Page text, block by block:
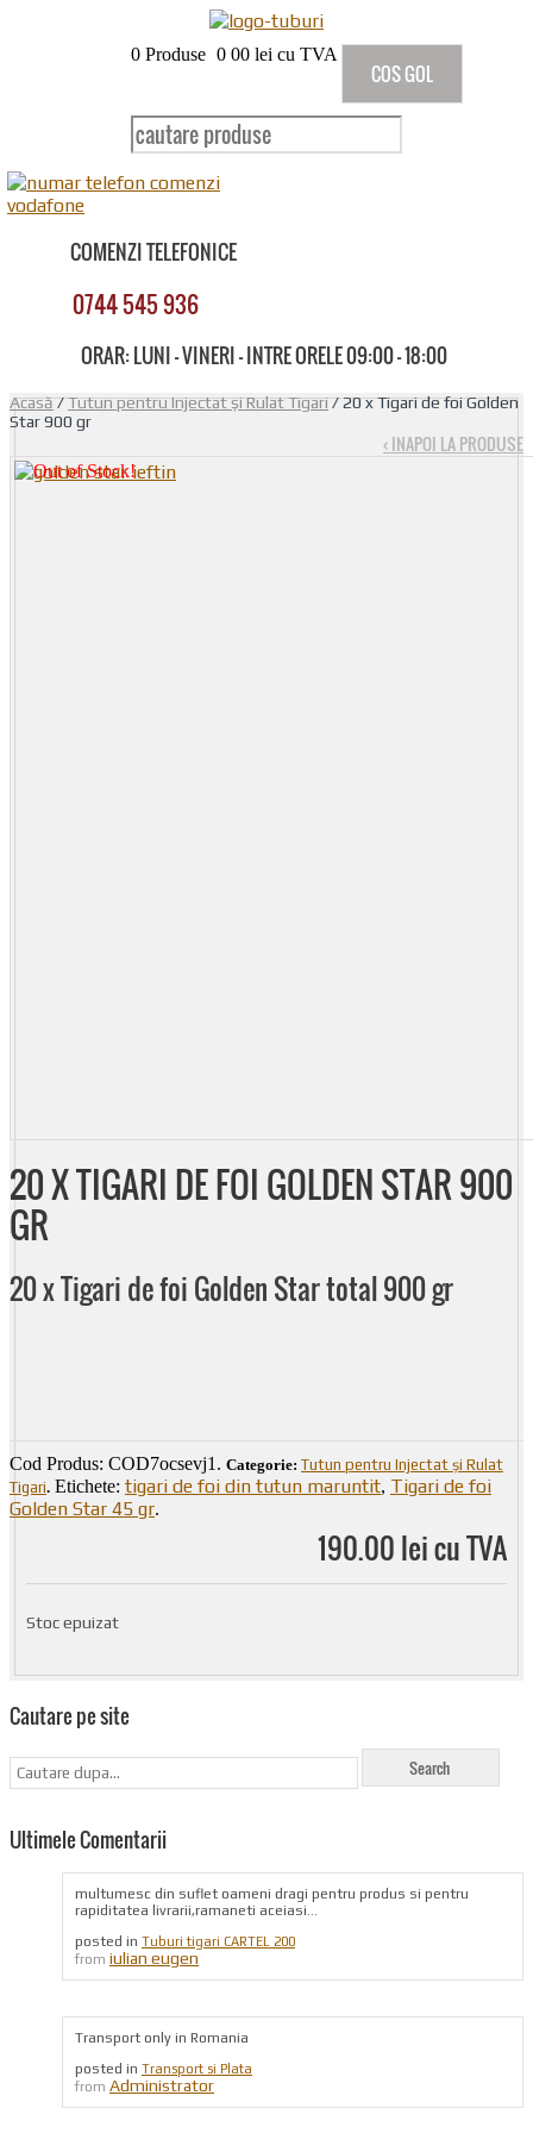
0 Produse 0 00 lei cu TVA
COS GOL
COMENZI TELEFONICE
0744 545 936
ORAR: LUNI - VINERI - INTRE ORELE 09:00 - 18:00
Acasă/Tutun pentru Injectat și Rulat Tigari/ 20 x Tigari de foi Golden
Star 900 gr
‹ INAPOI LA PRODUSE
20 X TIGARI DE FOI GOLDEN STAR 900
GR
20 x Tigari de foi Golden Star total 900 gr
Cod Produs: COD7ocsevj1 . Categorie: Tutun pentru Injectat și Rulat
Tigari. Etichete: tigari de foi din tutun maruntit, Tigari de foi
Golden Star 45 gr.
190.00 lei cu TVA
Stoc epuizat
Cautare pe site
Ultimele Comentarii
multumesc din suflet oameni dragi pentru produs si pentru
rapiditatea livrarii,ramaneti aceiasi...
posted in Tuburi tigari CARTEL 200
from iulian eugen
Transport only in Romania
posted in Transport si Plata
from Administrator